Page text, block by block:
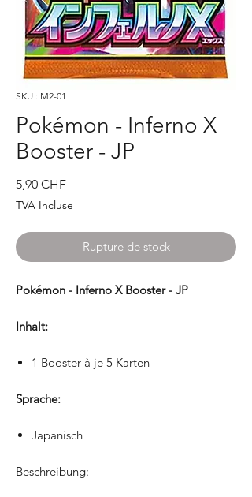
SKU : M2-01
Pokémon - Inferno X
Booster - JP
5,90 CHFPrix
TVA Incluse
Rupture de stock
Pokémon - Inferno X Booster - JP
Inhalt:
1 Booster à je 5 Karten
Sprache:
Japanisch
Beschreibung: